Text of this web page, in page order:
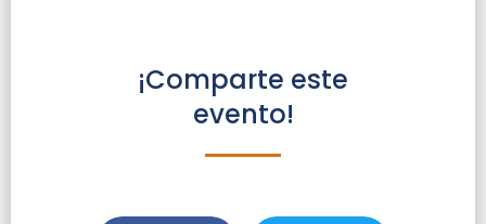
¡Comparte este
evento!